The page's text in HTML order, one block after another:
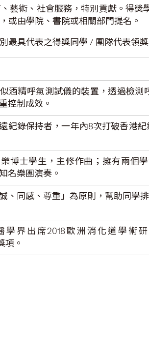
藝術、社會服務，特別貢獻。得
或由學院、書院或相關部門提名。
最具代表之得獎同學 / 團隊代表領
酒精呼氣測試儀的裝置，透過檢測
控制成效。
紀錄保持者，一年內8次打破香港
博士學生，主修作曲；擁有兩個
名樂團演奏。
、同感、尊重」為原則，幫助同學
學界出席2018歐洲消化道學術研
項。